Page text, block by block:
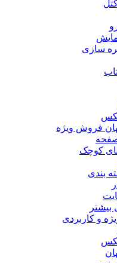
سازی
فروش ویژه
کوچک
بندی
بیشتر
و کاربردی